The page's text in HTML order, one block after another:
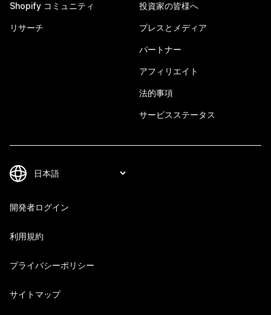
Shopify コミュニティ
リサーチ
投資家の皆様へ
プレスとメディア
パートナー
アフィリエイト
法的事項
サービスステータス
開発者ログイン
利用規約
プライバシーポリシー
サイトマップ